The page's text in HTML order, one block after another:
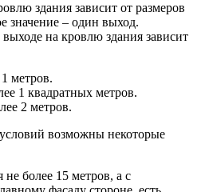
здания зависит от размеров
значение – один выход.
на кровлю здания зависит
метров.
1 квадратных метров.
2 метров.
возможны некоторые
более 15 метров, а с